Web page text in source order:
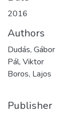
2016
Authors
Dudás, Gábor
Pál, Viktor
Boros, Lajos
Publisher